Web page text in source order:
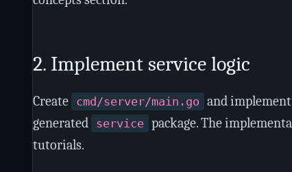
2. Implement service logic
Create cmd/server/main.go and
generated service package. The
tutorials.